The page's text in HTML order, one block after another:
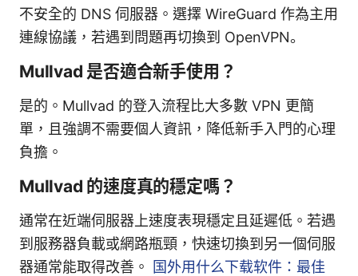
不安全的 DNS 伺服器。選擇 WireGuard 作為主用
連線協議，若遇到問題再切換到 OpenVPN。
Mullvad 是否適合新手使用？
是的。Mullvad 的登入流程比大多數 VPN 更簡
單，且強調不需要個人資訊，降低新手入門的心理
負擔。
Mullvad 的速度真的穩定嗎？
通常在近端伺服器上速度表現穩定且延遲低。若遇
到服務器負載或網路瓶頸，快速切換到另一個伺服
器通常能取得改善。
国外用什么下载软件：最佳